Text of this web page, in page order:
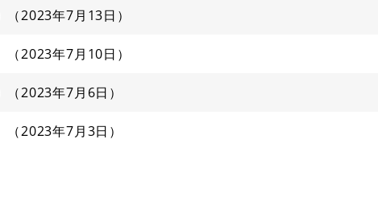
2023年7月13日
2023年7月10日
2023年7月6日
2023年7月3日